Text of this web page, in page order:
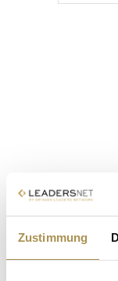
Zustimmung